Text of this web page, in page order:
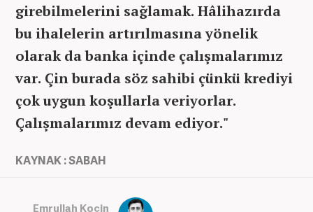
girebilmelerini sağlamak. Hâlihazırda
bu ihalelerin artırılmasına yönelik
olarak da banka içinde çalışmalarımız
var. Çin burada söz sahibi çünkü krediyi
çok uygun koşullarla veriyorlar.
Çalışmalarımız devam ediyor."
KAYNAK : SABAH
Emrullah Koçin